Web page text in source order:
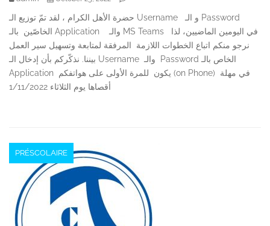
حضرة الأهل الكرام ، لقد تمّ توزيع الـ Username و الـ Password
الخاصّين بالـ Application والـ MS Teams في اليومين الماضيين، لذا
نرجو منكم اتباع الخطوات اللازمة المرفقة لمتابعة وتسهيل سير العمل
بيننا. نذكّركم بأن إدخال الـ Username والـ Password الخاص بالـ
Application يكون للمرة الأولى على هواتفكم (on Phone) في مهلة
أقصاها يوم الثلاثاء 1/11/2022
PRÉSCOLAIRE